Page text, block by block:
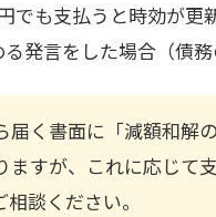
も支払うと時効が更
発言をした場合（債務
届く書面に「減額和解
すが、これに応じて
談ください。